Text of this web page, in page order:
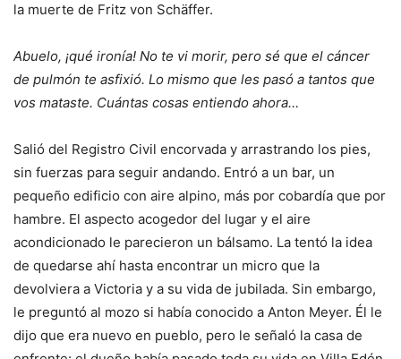
la muerte de Fritz von Schäffer.
Abuelo, ¡qué ironía! No te vi morir, pero sé que el cáncer
de pulmón te asfixió. Lo mismo que les pasó a tantos que
vos mataste. Cuántas cosas entiendo ahora…
Salió del Registro Civil encorvada y arrastrando los pies,
sin fuerzas para seguir andando. Entró a un bar, un
pequeño edificio con aire alpino, más por cobardía que por
hambre. El aspecto acogedor del lugar y el aire
acondicionado le parecieron un bálsamo. La tentó la idea
de quedarse ahí hasta encontrar un micro que la
devolviera a Victoria y a su vida de jubilada. Sin embargo,
le preguntó al mozo si había conocido a Anton Meyer. Él le
dijo que era nuevo en pueblo, pero le señaló la casa de